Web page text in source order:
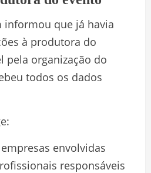
informou que já havia
à produtora do
pela organização do
todos os dados
envolvidas
responsáveis